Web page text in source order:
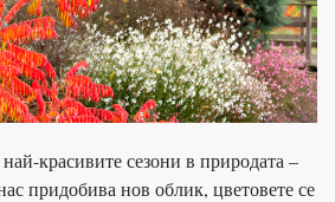
красивите сезони в природата –
придобива нов облик, цветовете се